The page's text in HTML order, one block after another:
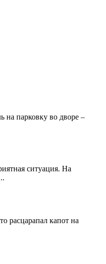
на парковку во дворе –
ситуация. На
расцарапал капот на